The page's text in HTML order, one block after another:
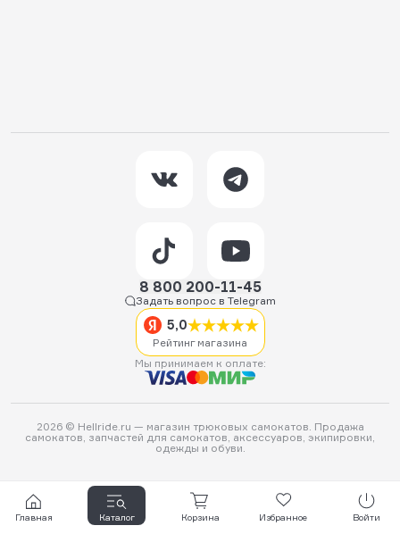
8 800 200-11-45
Задать вопрос в Telegram
5,0
Рейтинг магазина
Мы принимаем к оплате:
2026 © Hellride.ru — магазин трюковых самокатов. Продажа
самокатов, запчастей для самокатов, аксессуаров, экипировки,
одежды и обуви.
Главная Каталог Корзина Избранное Войти